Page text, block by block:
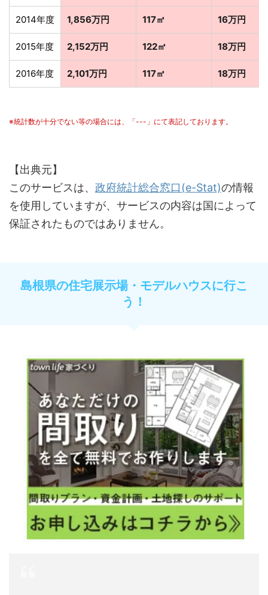
2014年度 1,856万円 117㎡ 16万円
2015年度 2,152万円 122㎡ 18万円
2016年度 2,101万円 117㎡ 18万円
※統計数が十分でない等の場合には、「---」にて表記しております。
【出典元】
このサービスは、 政府統計総合窓口(e-Stat)の情報
を使用していますが、サービスの内容は国によって
保証されたものではありません。
島根県の住宅展示場・モデルハウスに行こ
う！